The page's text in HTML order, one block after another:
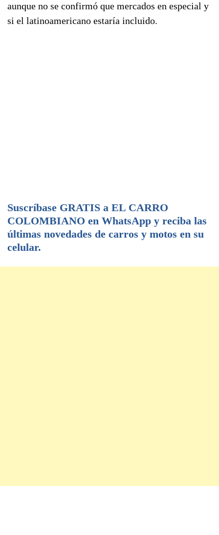
aunque no se confirmó que mercados en especial y
si el latinoamericano estaría incluido.
Suscríbase GRATIS a EL CARRO
COLOMBIANO en WhatsApp y reciba las
últimas novedades de carros y motos en su
celular.